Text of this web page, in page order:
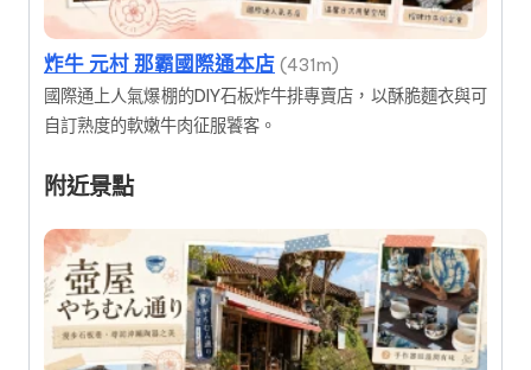
炸牛 元村 那霸國際通本店 (431m)
國際通上人氣爆棚的DIY石板炸牛排專賣店，以酥脆麵衣與可
自訂熟度的軟嫩牛肉征服饕客。
附近景點